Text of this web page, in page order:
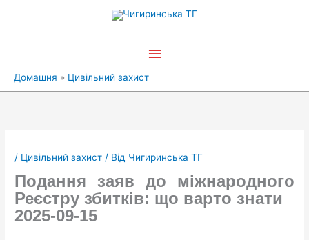
Головне
Домашня Цивільний захист
/ Цивільний захист / Від Чигиринська ТГ
Подання заяв до міжнародного
Реєстру збитків: що варто знати
2025-09-15